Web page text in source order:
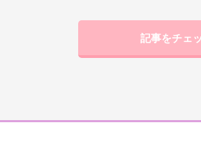
記事をチェ